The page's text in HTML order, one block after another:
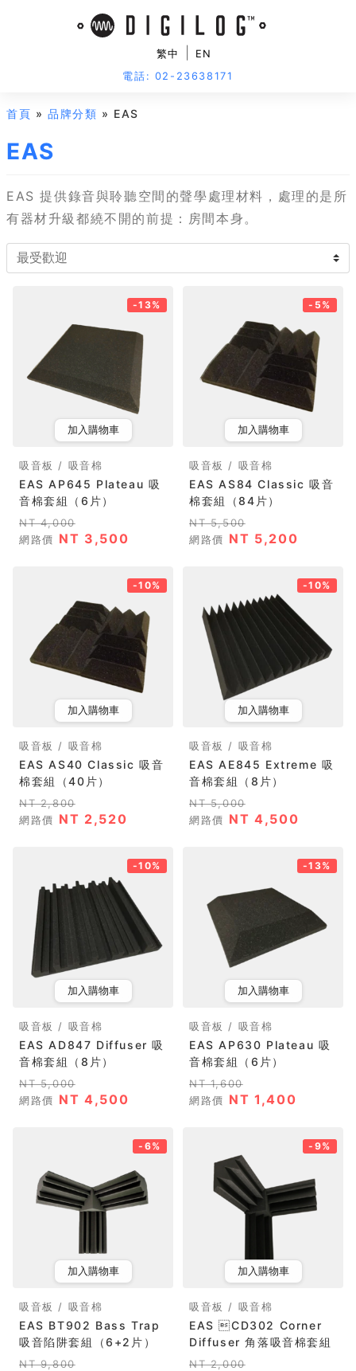
繁中
EN
電話: 02-23638171
首頁 »品牌分類 » EAS
EAS
EAS 提供錄音與聆聽空間的聲學處理材料，處理的是所
有器材升級都繞不開的前提：房間本身。
-13%
加入購物車
吸音板 / 吸音棉
EAS AP645 Plateau 吸
音棉套組（6片）
NT 4,000
網路價 NT 3,500
-5%
加入購物車
吸音板 / 吸音棉
EAS AS84 Classic 吸音
棉套組（84片）
NT 5,500
網路價 NT 5,200
-10%
加入購物車
吸音板 / 吸音棉
EAS AS40 Classic 吸音
棉套組（40片）
NT 2,800
網路價 NT 2,520
-10%
加入購物車
吸音板 / 吸音棉
EAS AE845 Extreme 吸
音棉套組（8片）
NT 5,000
網路價 NT 4,500
-10%
加入購物車
吸音板 / 吸音棉
EAS AD847 Diffuser 吸
音棉套組（8片）
NT 5,000
網路價 NT 4,500
-13%
加入購物車
吸音板 / 吸音棉
EAS AP630 Plateau 吸
音棉套組（6片）
NT 1,600
網路價 NT 1,400
-6%
加入購物車
吸音板 / 吸音棉
EAS BT902 Bass Trap
吸音陷阱套組（6+2片）
NT 9,800
-9%
加入購物車
吸音板 / 吸音棉
EAS CD302 Corner
Diffuser 角落吸音棉套組
NT 2,000